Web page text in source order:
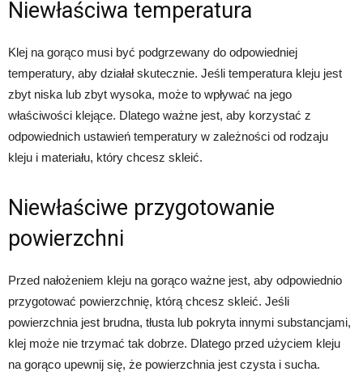
Niewłaściwa temperatura
Klej na gorąco musi być podgrzewany do odpowiedniej
temperatury, aby działał skutecznie. Jeśli temperatura kleju jest
zbyt niska lub zbyt wysoka, może to wpływać na jego
właściwości klejące. Dlatego ważne jest, aby korzystać z
odpowiednich ustawień temperatury w zależności od rodzaju
kleju i materiału, który chcesz skleić.
Niewłaściwe przygotowanie
powierzchni
Przed nałożeniem kleju na gorąco ważne jest, aby odpowiednio
przygotować powierzchnię, którą chcesz skleić. Jeśli
powierzchnia jest brudna, tłusta lub pokryta innymi substancjami,
klej może nie trzymać tak dobrze. Dlatego przed użyciem kleju
na gorąco upewnij się, że powierzchnia jest czysta i sucha.